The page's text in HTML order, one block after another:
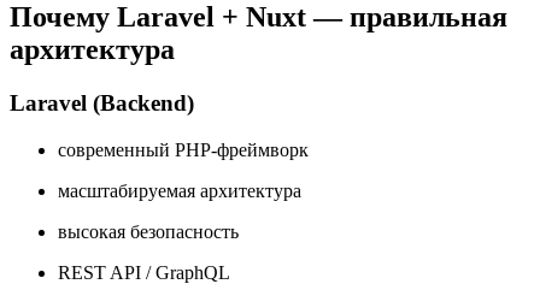
Почему Laravel + Nuxt — правильная
архитектура
Laravel (Backend)
современный PHP-фреймворк
масштабируемая архитектура
высокая безопасность
REST API / GraphQL